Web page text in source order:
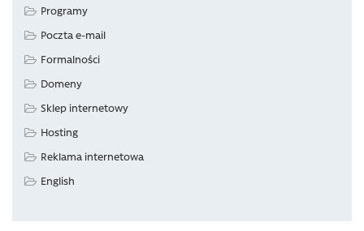
Programy
Poczta e-mail
Formalności
Domeny
Sklep internetowy
Hosting
Reklama internetowa
English